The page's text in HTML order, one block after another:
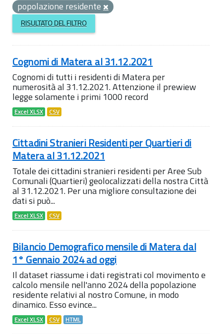
popolazione residente
RISULTATO DEL FILTRO
Cognomi di Matera al 31.12.2021
Cognomi di tutti i residenti di Matera per
numerosità al 31.12.2021. Attenzione il prewiew
legge solamente i primi 1000 record
Excel XLSX CSV
Cittadini Stranieri Residenti per Quartieri di
Matera al 31.12.2021
Totale dei cittadini stranieri residenti per Aree Sub
Comunali (Quartieri) geolocalizzati della nostra Città
al 31.12.2021. Per una migliore consultazione dei
dati si può...
Excel XLSX CSV
Bilancio Demografico mensile di Matera dal
1° Gennaio 2024 ad oggi
Il dataset riassume i dati registrati col movimento e
calcolo mensile nell'anno 2024 della popolazione
residente relativi al nostro Comune, in modo
dinamico. Esso evince...
Excel XLSX CSV HTML